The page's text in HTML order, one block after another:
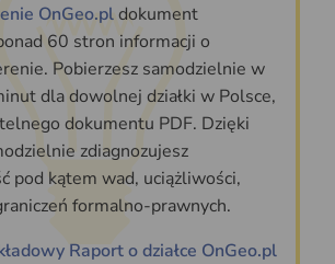
OnGeo.pldokument
60 stron informacji o
Pobierzesz samodzielnie w
dla dowolnej działki w Polsce,
dokumentu PDF. Dzięki
zdiagnozujesz
pod kątem wad, uciążliwości,
formalno-prawnych.
Raport o działce OnGeo.pl